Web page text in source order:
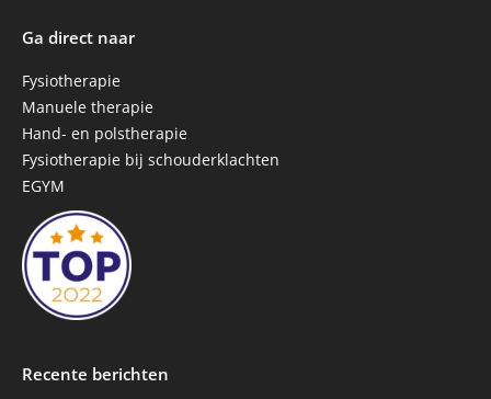
opens
in
new
window
opens
new
window
opens
in
new
window
Ga direct naar
Fysiotherapie
Manuele therapie
Hand- en polstherapie
Fysiotherapie bij schouderklachten
EGYM
Recente berichten